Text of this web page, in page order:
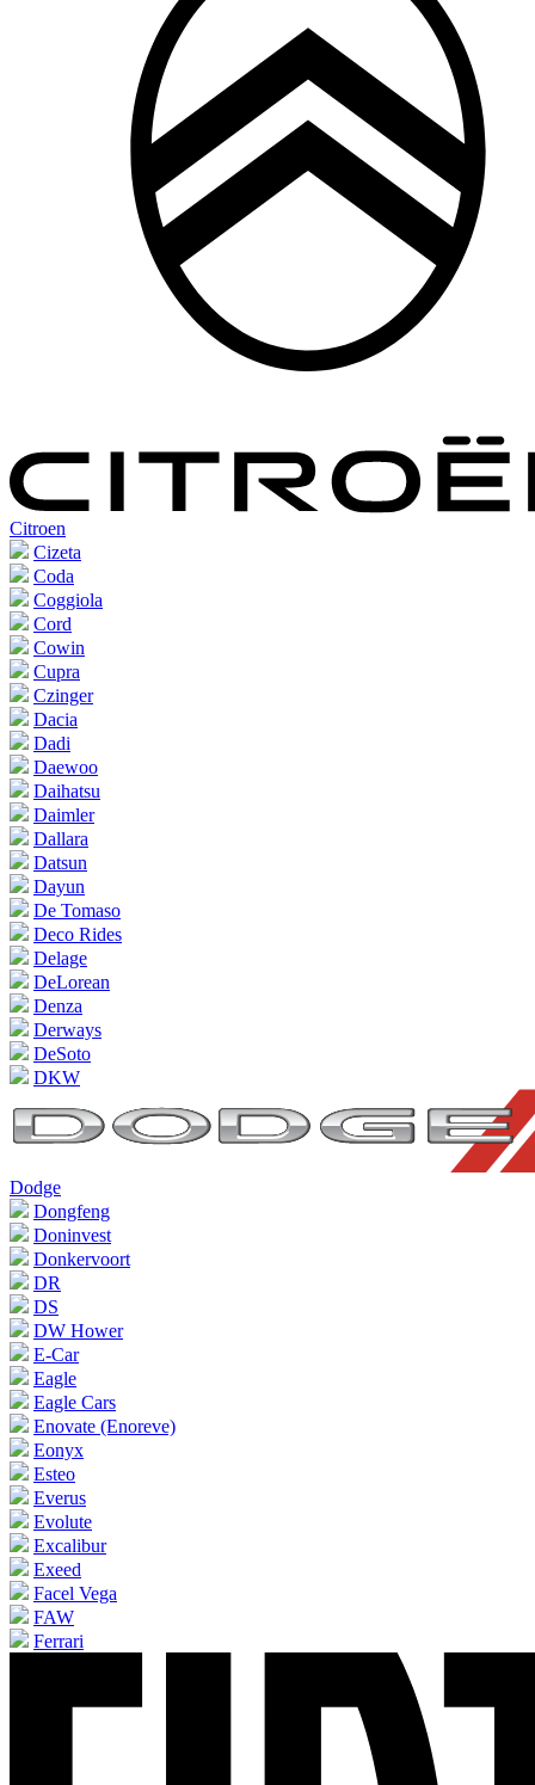
Citroen
Cizeta
Coda
Coggiola
Cord
Cowin
Cupra
Czinger
Dacia
Dadi
Daewoo
Daihatsu
Daimler
Dallara
Datsun
Dayun
De Tomaso
Deco Rides
Delage
DeLorean
Denza
Derways
DeSoto
DKW
Dodge
Dongfeng
Doninvest
Donkervoort
DR
DS
DW Hower
E-Car
Eagle
Eagle Cars
Enovate (Enoreve)
Eonyx
Esteo
Everus
Evolute
Excalibur
Exeed
Facel Vega
FAW
Ferrari